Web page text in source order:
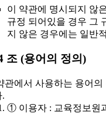
이 약관에 명시되지 않
규정 되어있을 경우 그
지 않은 경우에는 일반
조 (용어의 정의)
관에서 사용하는 용어
.
① 이용자 : 교육정보원